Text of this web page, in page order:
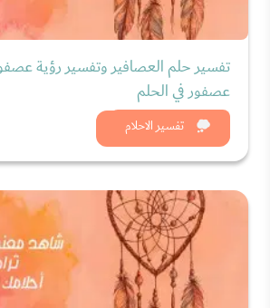
تفسير الاحلام
تفسير حلم العصافير وتفسير رؤية
عصفور في الحلم
شاهد الان